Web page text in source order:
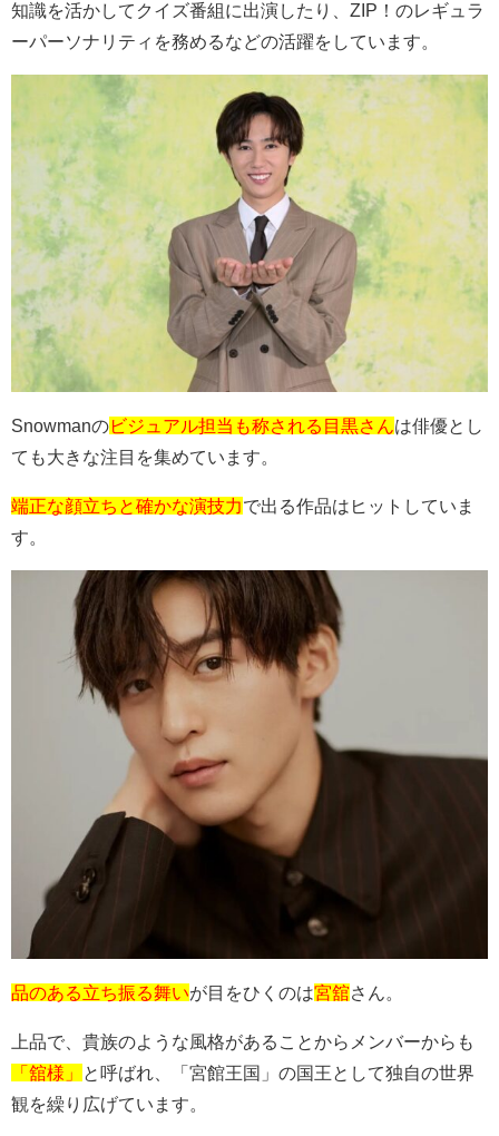
知識を活かしてクイズ番組に出演したり、 ZIP ！のレギュラ
ーパーソナリティを務めるなどの活躍をしています。
Snowmanのビジュアル担当も称される目黒さんは俳優とし
ても大きな注目を集めています。
端正な顔立ちと確かな演技力で出る作品はヒットしていま
す。
品のある立ち振る舞いが目をひくのは宮舘さん。
上品で、貴族のような風格があることからメンバーからも
「舘様」
と呼ばれ、「宮館王国」の国王として独自の世界
観を繰り広げています。